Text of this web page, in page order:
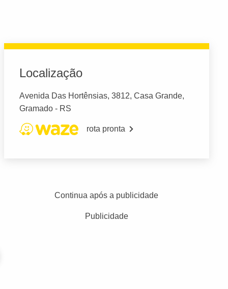
Localização
Avenida Das Hortênsias, 3812, Casa Grande,
Gramado - RS
rota pronta
Continua após a publicidade
Publicidade